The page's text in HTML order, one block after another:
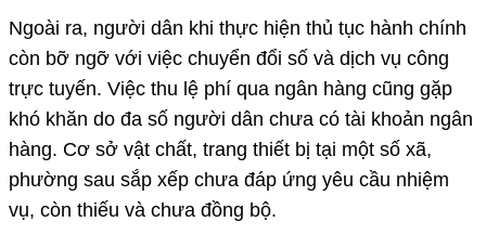
Ngoài ra, người dân khi thực hiện thủ tục hành chính
còn bỡ ngỡ với việc chuyển đổi số và dịch vụ công
trực tuyến. Việc thu lệ phí qua ngân hàng cũng gặp
khó khăn do đa số người dân chưa có tài khoản ngân
hàng. Cơ sở vật chất, trang thiết bị tại một số xã,
phường sau sắp xếp chưa đáp ứng yêu cầu nhiệm
vụ, còn thiếu và chưa đồng bộ.